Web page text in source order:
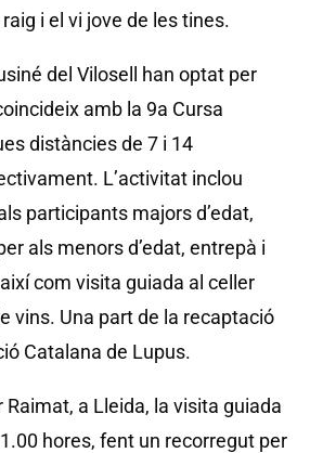
i el vi jove de les tines.
del Vilosell han optat per
amb la 9a Cursa
distàncies de 7 i 14
L’activitat inclou
participants majors d’edat,
als menors d’edat, entrepà i
com visita guiada al celler
vins. Una part de la recaptació
Catalana de Lupus.
Raimat, a Lleida, la visita guiada
hores, fent un recorregut per